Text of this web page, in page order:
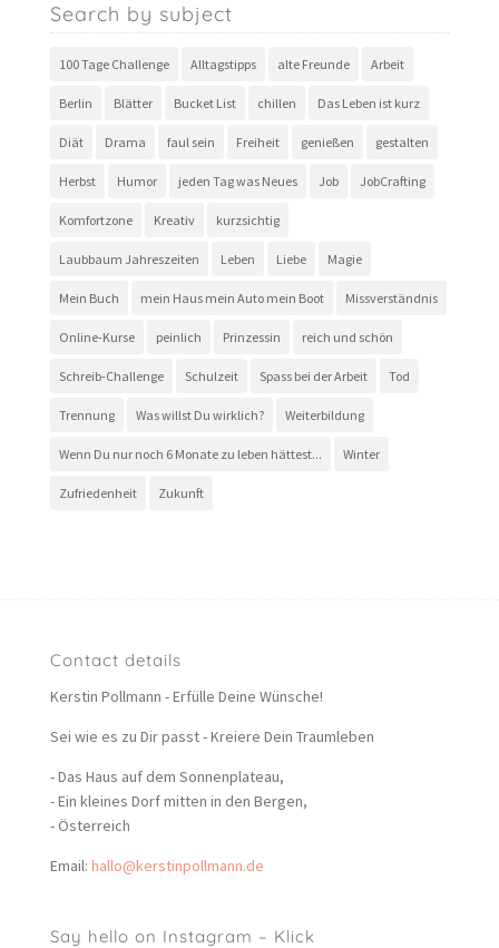
Search by subject
100 Tage Challenge Alltagstipps alte Freunde Arbeit
Berlin Blätter Bucket List chillen Das Leben ist kurz
Diät Drama faul sein Freiheit genießen gestalten
Herbst Humor jeden Tag was Neues Job JobCrafting
Komfortzone Kreativ kurzsichtig
Laubbaum Jahreszeiten Leben Liebe Magie
Mein Buch mein Haus mein Auto mein Boot Missverständnis
Online-Kurse peinlich Prinzessin reich und schön
Schreib-Challenge Schulzeit Spass bei der Arbeit Tod
Trennung Was willst Du wirklich? Weiterbildung
Wenn Du nur noch 6 Monate zu leben hättest... Winter
Zufriedenheit Zukunft
Contact details
Kerstin Pollmann - Erfülle Deine Wünsche!
Sei wie es zu Dir passt - Kreiere Dein Traumleben
- Das Haus auf dem Sonnenplateau,
- Ein kleines Dorf mitten in den Bergen,
- Österreich
Email: hallo@kerstinpollmann.de
Say hello on Instagram – Klick